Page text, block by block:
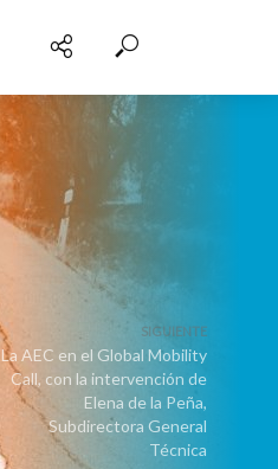
SIGUIENTE
La AEC en el Global Mobility
Call, con la intervención de
Elena de la Peña,
Subdirectora General
Técnica